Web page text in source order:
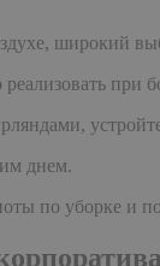
широкий
при
днем.
по уборке и